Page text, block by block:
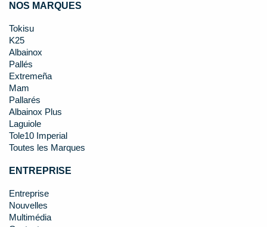
NOS MARQUES
Tokisu
K25
Albainox
Pallés
Extremeña
Mam
Pallarés
Albainox Plus
Laguiole
Tole10 Imperial
Toutes les Marques
ENTREPRISE
Entreprise
Nouvelles
Multimédia